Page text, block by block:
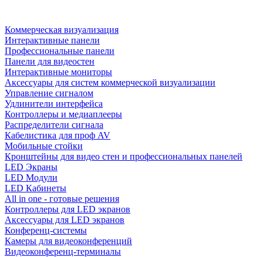
Коммерческая визуализация
Интерактивные панели
Профессиональные панели
Панели для видеостен
Интерактивные мониторы
Аксессуары для систем коммерческой визуализации
Управление сигналом
Удлинители интерфейса
Контроллеры и медиаплееры
Распределители сигнала
Кабелистика для проф AV
Мобильные стойки
Кронштейны для видео стен и профессиональных панелей
LED Экраны
LED Модули
LED Кабинеты
All in one - готовые решения
Контроллеры для LED экранов
Аксессуары для LED экранов
Конференц-системы
Камеры для видеоконференций
Видеоконференц-терминалы